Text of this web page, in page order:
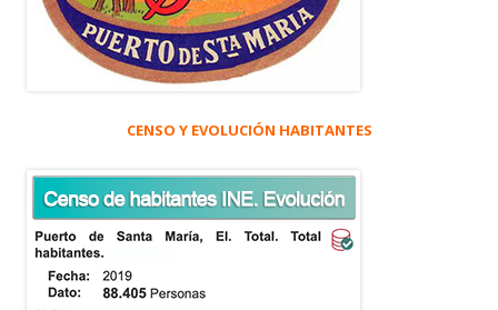
CENSO Y EVOLUCIÓN HABITANTES